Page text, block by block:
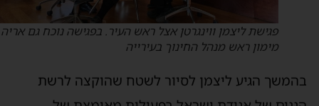
פגישת ליצמן ווינגרטן אצל ראש העיר. בפגישה נוכח גם אריה
מימון ראש מנהל החינוך בעירייה
הגיע ליצמן לסיור לשטח שהוקצה לרשת